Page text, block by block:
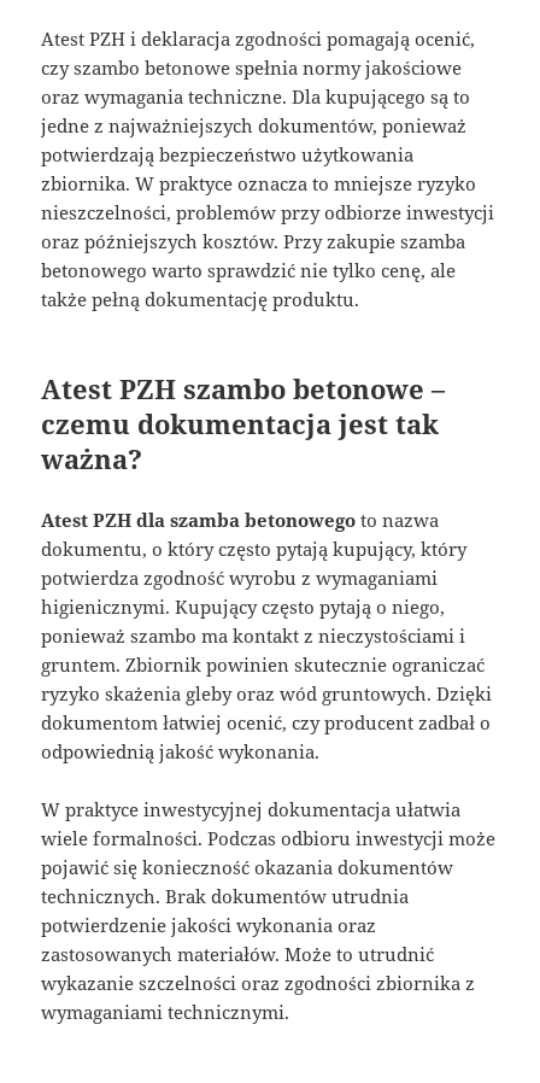
Atest PZH i deklaracja zgodności pomagają ocenić,
czy szambo betonowe spełnia normy jakościowe
oraz wymagania techniczne. Dla kupującego są to
jedne z najważniejszych dokumentów, ponieważ
potwierdzają bezpieczeństwo użytkowania
zbiornika. W praktyce oznacza to mniejsze ryzyko
nieszczelności, problemów przy odbiorze inwestycji
oraz późniejszych kosztów. Przy zakupie szamba
betonowego warto sprawdzić nie tylko cenę, ale
także pełną dokumentację produktu.
Atest PZH szambo betonowe –
czemu dokumentacja jest tak
ważna?
Atest PZH dla szamba betonowego to nazwa
dokumentu, o który często pytają kupujący, który
potwierdza zgodność wyrobu z wymaganiami
higienicznymi. Kupujący często pytają o niego,
ponieważ szambo ma kontakt z nieczystościami i
gruntem. Zbiornik powinien skutecznie ograniczać
ryzyko skażenia gleby oraz wód gruntowych. Dzięki
dokumentom łatwiej ocenić, czy producent zadbał o
odpowiednią jakość wykonania.
W praktyce inwestycyjnej dokumentacja ułatwia
wiele formalności. Podczas odbioru inwestycji może
pojawić się konieczność okazania dokumentów
technicznych. Brak dokumentów utrudnia
potwierdzenie jakości wykonania oraz
zastosowanych materiałów. Może to utrudnić
wykazanie szczelności oraz zgodności zbiornika z
wymaganiami technicznymi.